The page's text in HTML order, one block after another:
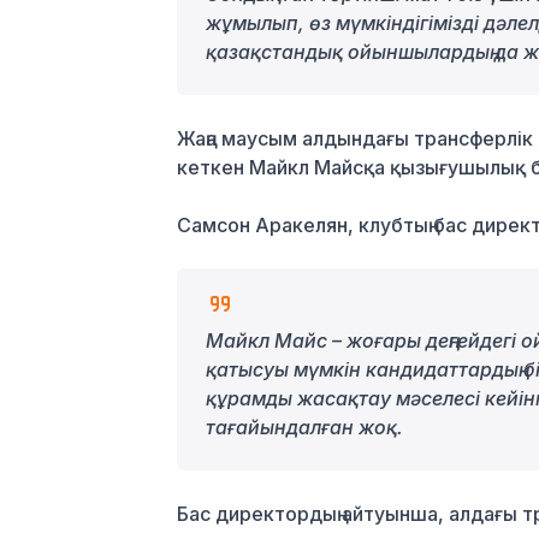
жұмылып, өз мүмкіндігімізді
қазақстандық ойыншылардың да
Жаңа маусым алдындағы
кеткен Майкл Майсқа қызығушылық
Самсон Аракелян, клубтың бас
Майкл Майс – жоғары деңгейдегі
қатысуы мүмкін кандидаттардың
құрамды жасақтау мәселесі
тағайындалған жоқ.
Бас директордың айтуынша, алдағы